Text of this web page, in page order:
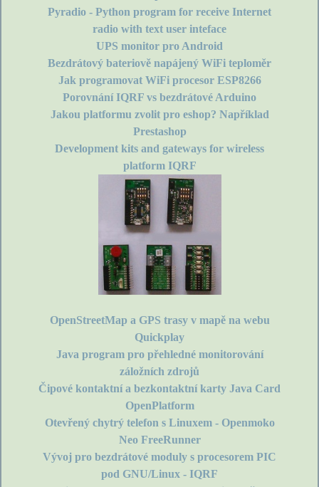
Pyradio - Python program for receive Internet
radio with text user inteface
UPS monitor pro Android
Bezdrátový bateriově napájený WiFi teploměr
Jak programovat WiFi procesor ESP8266
Porovnání IQRF vs bezdrátové Arduino
Jakou platformu zvolit pro eshop? Například
Prestashop
Development kits and gateways for wireless
platform IQRF
OpenStreetMap a GPS trasy v mapě na webu
Quickplay
Java program pro přehledné monitorování
záložních zdrojů
Čipové kontaktní a bezkontaktní karty Java Card
OpenPlatform
Otevřený chytrý telefon s Linuxem - Openmoko
Neo FreeRunner
Vývoj pro bezdrátové moduly s procesorem PIC
pod GNU/Linux - IQRF